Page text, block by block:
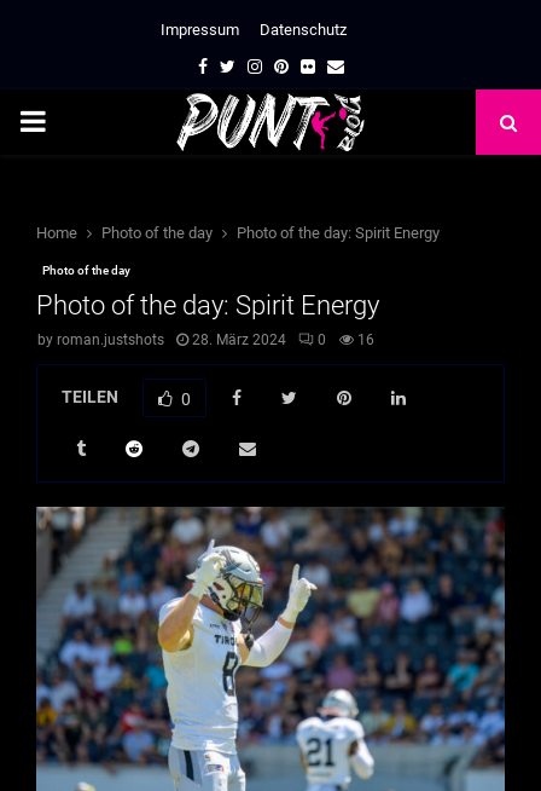
Impressum Datenschutz
Facebook
TwitterInstagram
Pinterest
FlickrEmail
PRIMARY
Home Photo of the day Photo of the day: Spirit Energy
Photo of the day
Photo of the day: Spirit Energy
by roman.justshots 28. März 2024 0 16
TEILEN 0